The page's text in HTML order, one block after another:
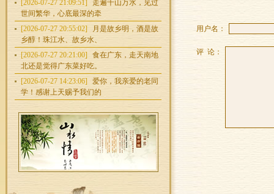
[2026-07-27 21:09:51]
走遍千山万水，见过
世间繁华，心底最深的牵
[2026-07-27 20:55:02]
月是故乡明，酒是故
乡醇！珠江水、故乡水、
[2026-07-27 20:21:00]
食在广东，走天南地
北还是觉得广东菜好吃。
[2026-07-27 14:23:06]
爱你，我亲爱的老同
学！感谢上天赐予我们的
用户名：
评 论：